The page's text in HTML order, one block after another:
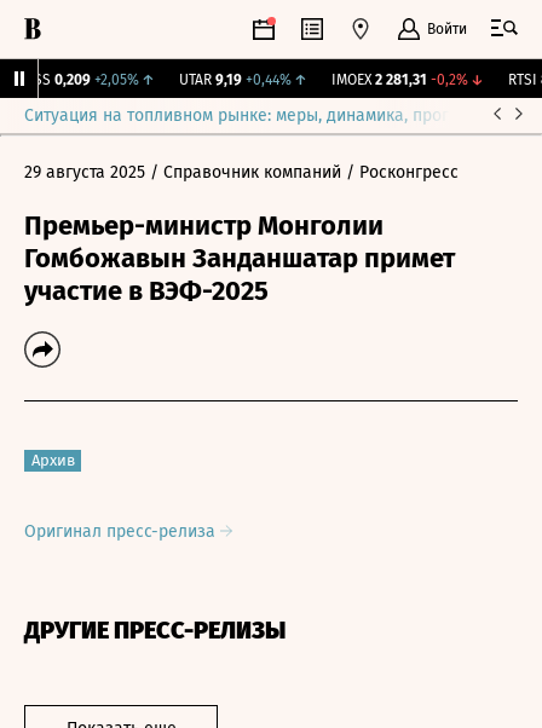
Войти
0,209 +2,05%↑ UTAR 9,19 +0,44%↑ IMOEX 2 281,31 -0,2%↓ RTSI
Ситуация на топливном рынке: меры, динамика, прогнозы
29 августа 2025 / Справочник компаний / Росконгресс
Премьер-министр Монголии
Гомбожавын Занданшатар примет
участие в ВЭФ-2025
Архив
Оригинал пресс-релиза
ДРУГИЕ ПРЕСС-РЕЛИЗЫ